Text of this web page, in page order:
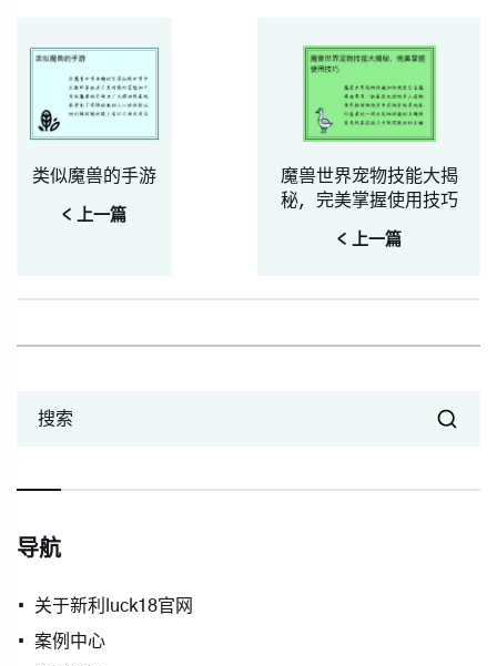
类似魔兽的手游
< 上一篇
魔兽世界宠物技能大揭
秘，完美掌握使用技巧
< 上一篇
搜索
导航
关于新利luck18官网
案例中心